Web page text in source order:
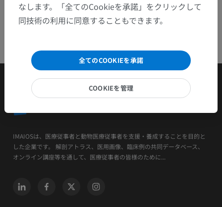
IMAIOSは、医療従事者と動物医療従事者を支援・養成することを目的と
した企業です。 解剖アトラス、医用画像、臨床例の共同データベース、
オンライン講座等を通して、医療従事者の皆様のために...
なします。「全てのCookieを承諾」をクリックして
同技術の利用に同意することもできます。
全てのCOOKIEを承諾
COOKIEを管理